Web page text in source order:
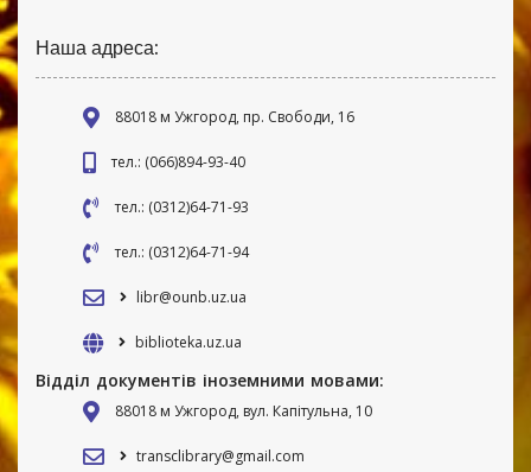
Наша адреса:
88018 м Ужгород, пр. Свободи, 16
тел.: (066)894-93-40
тел.: (0312)64-71-93
тел.: (0312)64-71-94
libr@ounb.uz.ua
biblioteka.uz.ua
Відділ документів іноземними мовами:
88018 м Ужгород, вул. Капітульна, 10
transclibrary@gmail.com